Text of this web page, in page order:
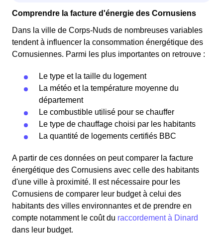
Comprendre la facture d'énergie des Cornusiens
Dans la ville de Corps-Nuds de nombreuses variables
tendent à influencer la consommation énergétique des
Cornusiennes. Parmi les plus importantes on retrouve :
Le type et la taille du logement
La météo et la température moyenne du
département
Le combustible utilisé pour se chauffer
Le type de chauffage choisi par les habitants
La quantité de logements certifiés BBC
A partir de ces données on peut comparer la facture
énergétique des Cornusiens avec celle des habitants
d'une ville à proximité. Il est nécessaire pour les
Cornusiens de comparer leur budget à celui des
habitants des villes environnantes et de prendre en
compte notamment le coût du raccordement à Dinard
dans leur budget.